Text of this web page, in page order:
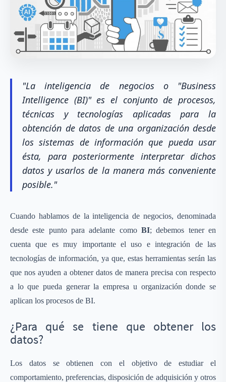
"La inteligencia de negocios o "Business
Intelligence (BI)" es el conjunto de procesos,
técnicas y tecnologías aplicadas para la
obtención de datos de una organización desde
los sistemas de información que pueda usar
ésta, para posteriormente interpretar dichos
datos y usarlos de la manera más conveniente
posible."
Cuando hablamos de la inteligencia de negocios, denominada
desde este punto para adelante como BI; debemos tener en
cuenta que es muy importante el uso e integración de las
tecnologías de información, ya que, estas herramientas serán las
que nos ayuden a obtener datos de manera precisa con respecto
a lo que pueda generar la empresa u organización donde se
aplican los procesos de BI.
¿Para qué se tiene que obtener los
datos?
Los datos se obtienen con el objetivo de estudiar el
comportamiento, preferencias, disposición de adquisición y otros